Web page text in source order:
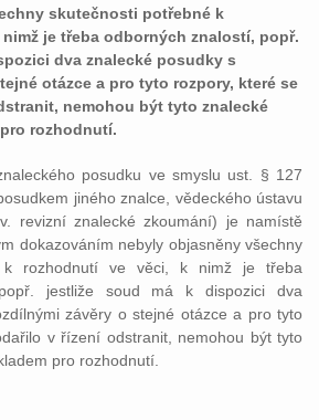
skutečnosti potřebné k
je třeba odborných znalostí, popř.
dva znalecké posudky s
otázce a pro tyto rozpory, které se
nemohou být tyto znalecké
rozhodnutí.
posudku ve smyslu ust. § 127
jiného znalce, vědeckého ústavu
revizní znalecké zkoumání) je namístě
dokazováním nebyly objasněny všechny
k rozhodnutí ve věci, k nimž je třeba
jestliže soud má k dispozici dva
závěry o stejné otázce a pro tyto
v řízení odstranit, nemohou být tyto
pro rozhodnutí.